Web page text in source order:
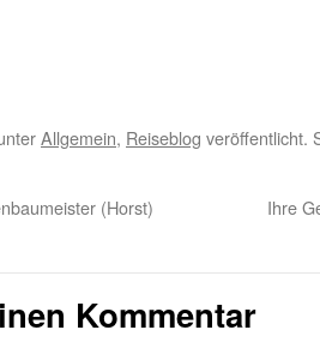
Allgemein, Reiseblog veröffentlicht.
(Horst) Ihre
Kommentar